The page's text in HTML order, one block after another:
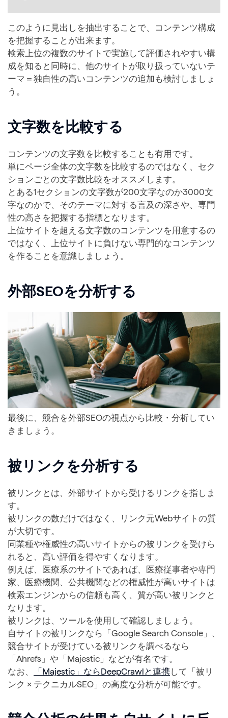
このように見出しを抽出することで、コンテンツ構成
を把握することが出来ます。
検索上位の複数のサイトで実施して評価されやすい構
成を知ると同時に、他のサイトが取り扱っていないテ
ーマ＝独自性の高いコンテンツの追加も検討しましょ
う。
文字数を比較する
コンテンツの文字数を比較することも有用です。
単にページ全体の文字数を比較するのではなく、セク
ションごとの文字数比較をオススメします。
とある1セクションの文字数が200文字なのか3000文
字なのかで、そのテーマに対する言及の深さや、専門
性の高さを把握する指標となります。
上位サイトを超える文字数のコンテンツを用意するの
ではなく、上位サイトに負けない専門的なコンテンツ
を作ることを意識しましょう。
外部SEOを分析する
最後に、競合を外部SEOの視点から比較・分析してい
きましょう。
被リンクを分析する
被リンクとは、外部サイトから受けるリンクを指しま
す。
被リンクの数だけではなく、リンク元Webサイトの質
が大切です。
同業種や権威性の高いサイトからの被リンクを受けら
れると、高い評価を得やすくなります。
例えば、医療系のサイトであれば、医療従事者や専門
家、医療機関、公共機関などの権威性が高いサイトは
検索エンジンからの信頼も高く、質が高い被リンクと
なります。
被リンクは、ツールを使用して確認しましょう。
自サイトの被リンクなら「Google Search Console」、
競合サイトが受けている被リンクを調べるなら
「Ahrefs」や「Majestic」などが有名です。
なお、
「Majestic」ならDeepCrawlと連携して「被リ
ンク × テクニカルSEO」の高度な分析が可能です。